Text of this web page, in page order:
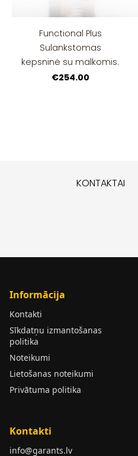
Functional Plus
Sulankstomas
kepsninė su malkomis.
€254.00
KONTAKTAI
Informācija
Kontakti
Sīkdatņu izmantošanas
politika
Noteikumi
Lietošanas noteikumi
Privātuma politika
Kontakti
info@garants.lv